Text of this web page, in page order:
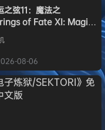
之弦11：魔法之
of Fate XI: Magic
08-06